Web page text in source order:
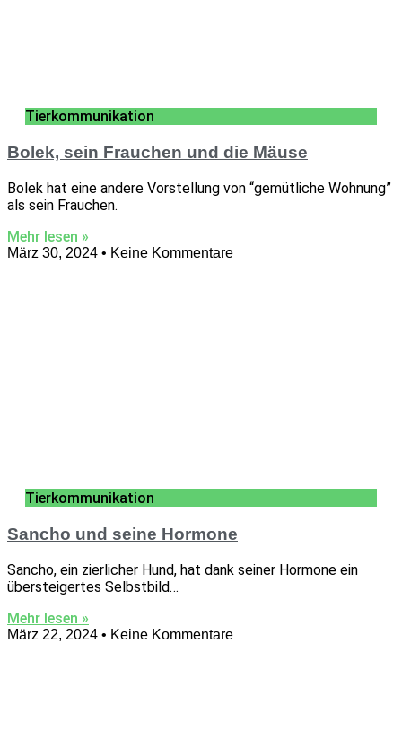
Tierkommunikation
Bolek, sein Frauchen und die Mäuse
Bolek hat eine andere Vorstellung von “gemütliche Wohnung”
als sein Frauchen.
Mehr lesen »
März 30, 2024 Keine Kommentare
Tierkommunikation
Sancho und seine Hormone
Sancho, ein zierlicher Hund, hat dank seiner Hormone ein
übersteigertes Selbstbild…
Mehr lesen »
März 22, 2024 Keine Kommentare